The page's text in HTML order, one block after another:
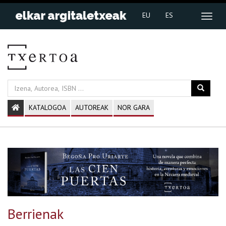
EU ES
KATALOGOA AUTOREAK NOR GARA
Previous Next
Berrienak